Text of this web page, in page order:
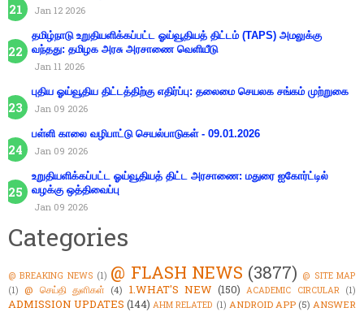
Jan 12 2026
தமிழ்நாடு உறுதியளிக்கப்பட்ட ஓய்வூதியத் திட்டம் (TAPS) அமலுக்கு
வந்தது: தமிழக அரசு அரசாணை வெளியீடு
Jan 11 2026
புதிய ஓய்வூதிய திட்டத்திற்கு எதிர்ப்பு: தலைமை செயலக சங்கம் முற்றுகை
Jan 09 2026
பள்ளி காலை வழிபாட்டு செயல்பாடுகள் - 09.01.2026
Jan 09 2026
உறுதியளிக்கப்பட்ட ஓய்வூதியத் திட்ட அரசாணை: மதுரை ஐகோர்ட்டில்
வழக்கு ஒத்திவைப்பு
Jan 09 2026
Categories
@ BREAKING NEWS (1) @ FLASH NEWS (3877) @ SITE MAP
(1) @ செய்தி துளிகள் (4) 1.WHAT'S NEW (150) ACADEMIC CIRCULAR (1)
ADMISSION UPDATES (144) AHM RELATED (1) ANDROID APP (5) ANSWER